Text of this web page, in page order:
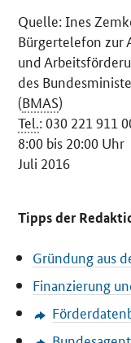
Quelle: Ines
Bürgertelefon zur
und
des
(BMAS)
Tel.: 030 221 911
8:00 bis 20:00 Uhr
Juli 2016
Tipps der
Gründung aus
Finanzierung